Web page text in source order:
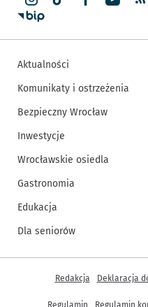
Aktualności
Komunikaty i ostrzeżenia
Bezpieczny Wrocław
Inwestycje
Wrocławskie osiedla
Gastronomia
Edukacja
Dla seniorów
Inne informacje
Redakcja Deklaracja
Regulamin Regulamin